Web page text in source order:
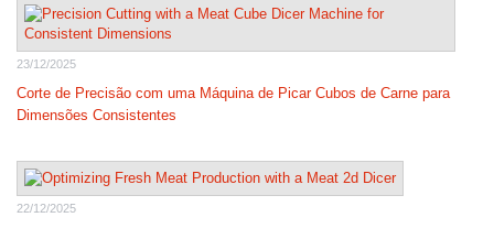
23/12/2025
Corte de Precisão com uma Máquina de Picar Cubos de Carne para
Dimensões Consistentes
22/12/2025